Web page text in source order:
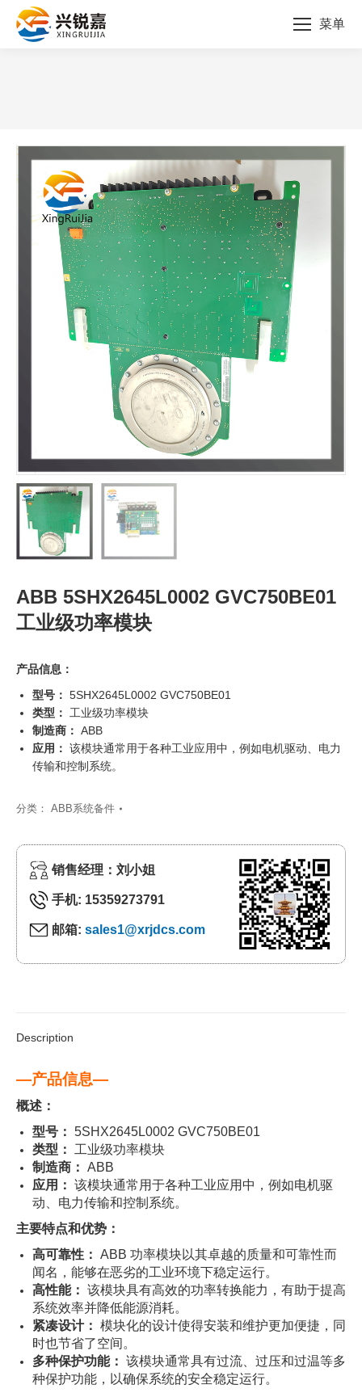
菜单
ABB 5SHX2645L0002 GVC750BE01
工业级功率模块
产品信息：
型号： 5SHX2645L0002 GVC750BE01
类型：
工业级功率模块
制造商： ABB
应用： 该模块通常用于各种工业应用中，例如电机驱动、电力
传输和控制系统。
分类： ABB系统备件
销售经理：刘小姐
手机: 15359273791
邮箱: sales1@xrjdcs.com
Description
—产品信息—
概述：
型号： 5SHX2645L0002 GVC750BE01
类型：
工业级功率模块
制造商： ABB
应用： 该模块通常用于各种工业应用中，例如电机驱
动、电力传输和控制系统。
主要特点和优势：
高可靠性： ABB 功率模块以其卓越的质量和可靠性而
闻名，能够在恶劣的工业环境下稳定运行。
高性能： 该模块具有高效的功率转换能力，有助于提高
系统效率并降低能源消耗。
紧凑设计： 模块化的设计使得安装和维护更加便捷，同
时也节省了空间。
多种保护功能： 该模块通常具有过流、过压和过温等多
种保护功能，以确保系统的安全稳定运行。